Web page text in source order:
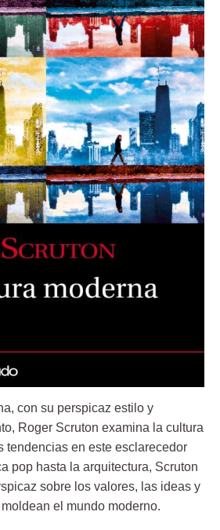
con su perspicaz estilo y
Roger Scruton examina la cultura
tendencias en este esclarecedor
pop hasta la arquitectura, Scruton
sobre los valores, las ideas y
el mundo moderno.